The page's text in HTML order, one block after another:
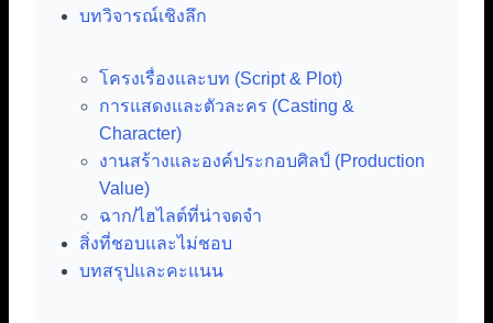
บทวิจารณ์เชิงลึก
โครงเรื่องและบท (Script & Plot)
การแสดงและตัวละคร (Casting &
Character)
งานสร้างและองค์ประกอบศิลป์ (Production
Value)
ฉาก/ไฮไลต์ที่น่าจดจำ
สิ่งที่ชอบและไม่ชอบ
บทสรุปและคะแนน